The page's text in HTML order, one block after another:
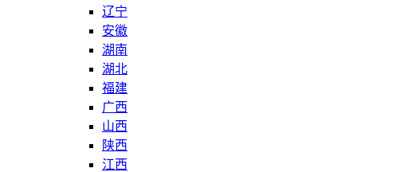
辽宁
安徽
湖南
湖北
福建
广西
山西
陕西
江西